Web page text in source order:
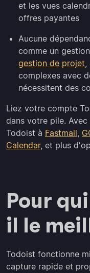
et les vues
offres payantes
Aucune
comme un
gestion de projet,
complexes avec
nécessitent des
Liez votre compte
dans votre pile.
Todoist à Fastmail,
Calendar, et plus
Pour
il le
Todoist fonctionne
capture rapide et